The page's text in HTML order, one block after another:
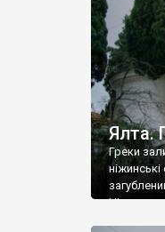
Ялта.
Греки
Ніжин